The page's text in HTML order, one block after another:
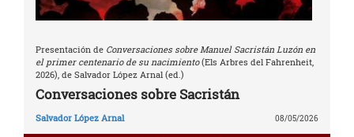
Presentación de Conversaciones sobre Manuel Sacristán Luzón en
el primer centenario de su nacimiento(Els Arbres del Fahrenheit,
2026), de Salvador López Arnal (ed.)
Conversaciones sobre Sacristán
Salvador López Arnal 08/05/2026